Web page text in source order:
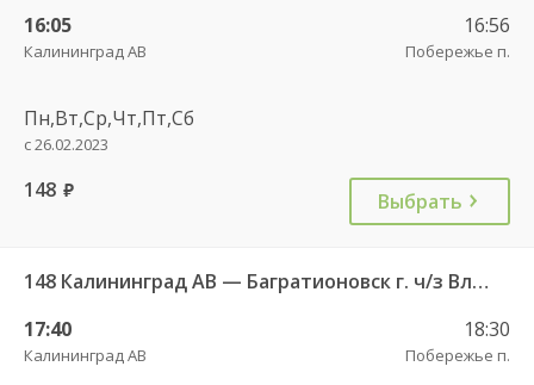
16:05
Калининград АВ
16:56
Побережье п.
Пн,Вт,Ср,Чт,Пт,Сб
с 26.02.2023
148 руб. Выбрать
148 Калининград АВ — Багратионовск г. ч/з Владимирово п., Славское п., Долгоруково п.
17:40
Калининград АВ
18:30
Побережье п.